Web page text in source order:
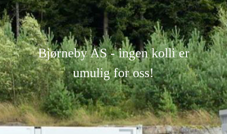
Bjørneby AS - ingen kolli er
umulig for oss!